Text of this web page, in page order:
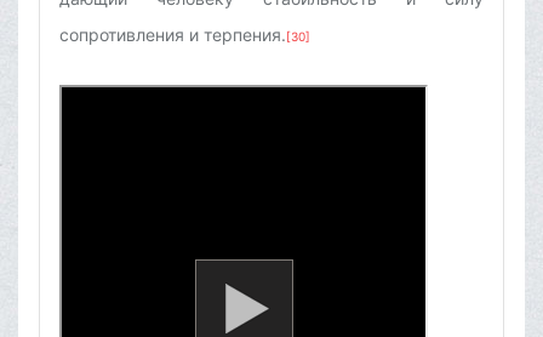
сопротивления и терпения.[30]